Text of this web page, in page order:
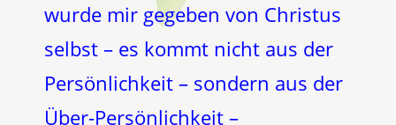
wurde mir gegeben von Christus
selbst – es kommt nicht aus der
Persönlichkeit – sondern aus der
Über-Persönlichkeit –